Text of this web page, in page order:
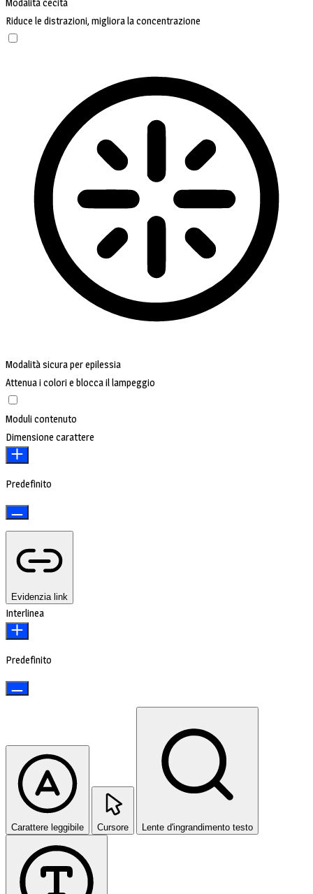
Riduce le distrazioni, migliora la concentrazione
Modalità sicura per epilessia
Attenua i colori e blocca il lampeggio
Moduli contenuto
Dimensione carattere
Predefinito
Evidenzia link
Interlinea
Predefinito
Carattere leggibile Cursore Lente d'ingrandimento testo